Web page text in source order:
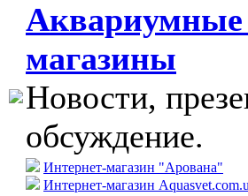
Аквариумные
магазины
Новости,
обсуждение.
Интернет-магазин "Арована"
Интернет-магазин